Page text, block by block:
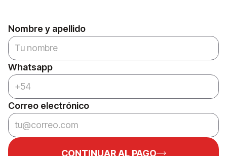
Nombre y apellido
Whatsapp
Correo electrónico
CONTINUAR AL PAGO